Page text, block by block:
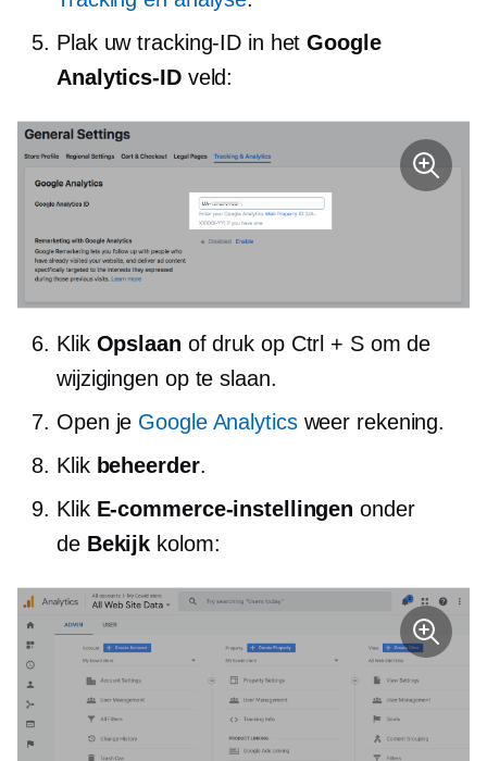
Plak uw tracking-ID in hetGoogle
Analytics-IDveld:
Klik Opslaan of druk op Ctrl + S om de
wijzigingen op te slaan.
Open je Google Analyticsweer rekening.
Klik beheerder.
Klik E-commerce-instellingen onder
de Bekijk kolom: